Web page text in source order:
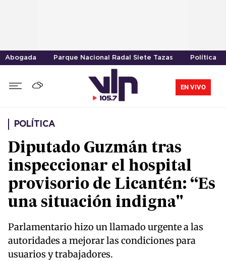
Abogada Parque Nacional Radal Siete Tazas Política
EN VIVO
POLÍTICA
Diputado Guzmán tras
inspeccionar el hospital
provisorio de Licantén: “Es
una situación indigna"
Parlamentario hizo un llamado urgente a las
autoridades a mejorar las condiciones para
usuarios y trabajadores.